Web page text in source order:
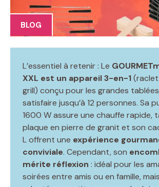
BLOG
L’essentiel à retenir : Le
XXL est un appareil 3-en-1
grill) conçu pour les grandes
satisfaire jusqu’à 12 personnes. Sa
1600 W assure une chauffe rapide,
plaque en pierre de granit et son
L offrent une expérience
conviviale. Cependant, son
mérite réflexion : idéal pour les
soirées entre amis ou en famille,